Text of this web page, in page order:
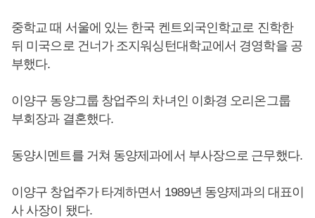
중학교 때 서울에 있는 한국 켄트외국인학교로 진학한
뒤 미국으로 건너가 조지워싱턴대학교에서 경영학을 공
부했다.
이양구 동양그룹 창업주의 차녀인 이화경 오리온그룹
부회장과 결혼했다.
동양시멘트를 거쳐 동양제과에서 부사장으로 근무했다.
이양구 창업주가 타계하면서 1989년 동양제과의 대표이
사 사장이 됐다.